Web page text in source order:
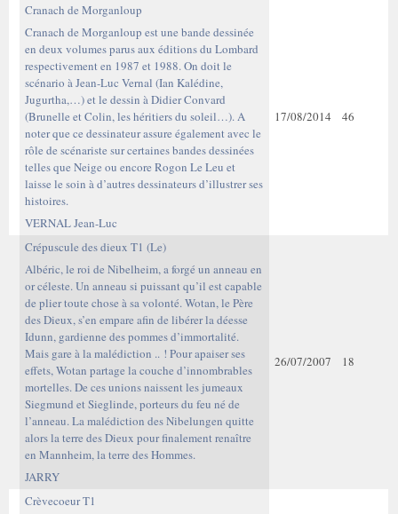
Cranach de Morganloup
Cranach de Morganloup est une bande dessinée
en deux volumes parus aux éditions du Lombard
respectivement en 1987 et 1988. On doit le
scénario à Jean-Luc Vernal (Ian Kalédine,
Jugurtha,…) et le dessin à Didier Convard
(Brunelle et Colin, les héritiers du soleil…). A
noter que ce dessinateur assure également avec le
rôle de scénariste sur certaines bandes dessinées
telles que Neige ou encore Rogon Le Leu et
laisse le soin à d’autres dessinateurs d’illustrer ses
histoires.
VERNAL Jean-Luc
17/08/2014 46
Crépuscule des dieux T1 (Le)
Albéric, le roi de Nibelheim, a forgé un anneau en
or céleste. Un anneau si puissant qu’il est capable
de plier toute chose à sa volonté. Wotan, le Père
des Dieux, s’en empare afin de libérer la déesse
Idunn, gardienne des pommes d’immortalité.
Mais gare à la malédiction .. ! Pour apaiser ses
effets, Wotan partage la couche d’innombrables
mortelles. De ces unions naissent les jumeaux
Siegmund et Sieglinde, porteurs du feu né de
l’anneau. La malédiction des Nibelungen quitte
alors la terre des Dieux pour finalement renaître
en Mannheim, la terre des Hommes.
JARRY
26/07/2007 18
Crèvecoeur T1